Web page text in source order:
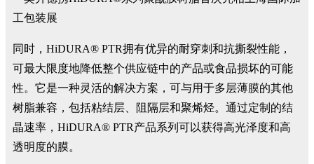
同时，HiDURA® PTR拥有优异的耐穿刺和抗撕裂性能，
可最大限度地降低整个供应链中的产品或食品损坏的可能
性。它是一种灵活的解决方案，可与用于多层薄膜的其他
树脂兼容，包括粘结层、阻隔层和聚烯烃。通过定制的结
晶速率，HiDURA® PTR产品系列可以获得高光泽度和高
透明度的膜。